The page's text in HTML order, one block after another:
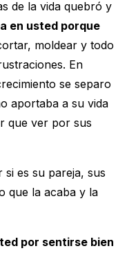
de la vida quebró y
en usted porque
moldear y todo
En
se separo
aportaba a su vida
que ver por sus
si es su pareja, sus
que la acaba y la
por sentirse bien